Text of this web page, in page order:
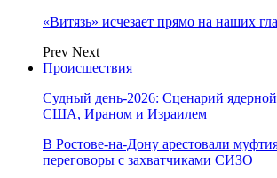
«Витязь» исчезает прямо на наших
Prev Next
Происшествия
Судный день-2026: Сценарий
США, Ираном и Израилем
В Ростове-на-Дону арестовали
переговоры с захватчиками СИЗО